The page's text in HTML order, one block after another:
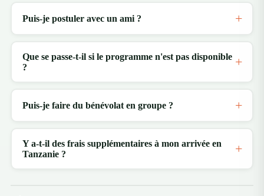
Puis-je postuler avec un ami ?
Que se passe-t-il si le programme n'est pas disponible
?
Puis-je faire du bénévolat en groupe ?
Y a-t-il des frais supplémentaires à mon arrivée en
Tanzanie ?